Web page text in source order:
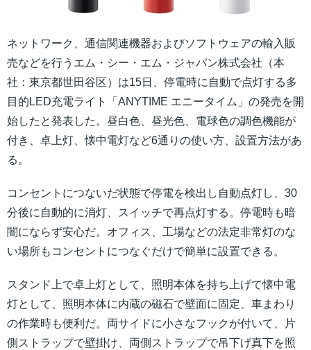
ネットワーク、通信関連機器およびソフトウェアの輸入販
売などを行うエム・シー・エム・ジャパン株式会社（本
社：東京都世田谷区）は15日、停電時に自動で点灯する多
目的LED充電ライト「ANYTIME エニータイム」の発売を開
始したと発表した。昼白色、昼光色、電球色の調色機能が
付き、卓上灯、懐中電灯など6通りの使い方、設置方法があ
る。
コンセントにつないだ状態で停電を検出し自動点灯し、30
分後に自動的に消灯、スイッチで再点灯する。停電時も暗
闇にならず安心だ。オフィス、工場などの法定非常灯のな
い場所もコンセントにつなぐだけで簡単に設置できる。
スタンド上で卓上灯として、照明本体を持ち上げて懐中電
灯として、照明本体に内蔵の磁石で壁面に固定、車まわり
の作業時も便利だ。両サイドに小さなフックが付いて、片
側ストラップで壁掛け、両側ストラップで吊下げ真下を照